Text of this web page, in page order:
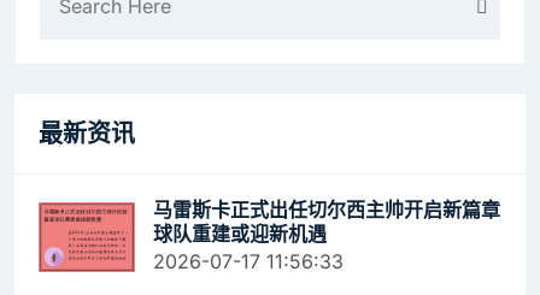
最新资讯
马雷斯卡正式出任切尔西主帅开启新篇章
球队重建或迎新机遇
2026-07-17 11:56:33